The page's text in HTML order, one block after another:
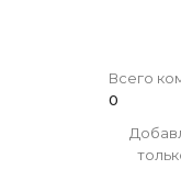
Всего
0